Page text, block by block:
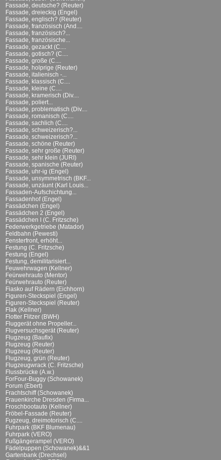
Fassade, deutsche? (Reuter)
Fassade, dreieckig (Engel)
Fassade, englisch? (Reuter)
Fassade, französisch (And....
Fassade, französisch?...
Fassade, französische...
Fassade, gezackt (C....
Fassade, gotisch? (C....
Fassade, große (C....
Fassade, holprige (Reuter)
Fassade, italienisch -...
Fassade, klassisch (C....
Fassade, kleine (C....
Fassade, kramerisch (Div....
Fassade, poliert...
Fassade, problematisch (Div....
Fassade, romanisch (C....
Fassade, sachlich (C....
Fassade, schweizerisch?...
Fassade, schweizerisch?...
Fassade, schöne (Reuter)
Fassade, sehr große (Reuter)
Fassade, sehr klein (JURI)
Fassade, spanische (Reuter)
Fassade, uhr-ig (Engel)
Fassade, unsymmetrisch (BKF...
Fassade, unzäunt (Karl Louis...
Fassaden-Aufschichtung...
Fassadenhof (Engel)
Fassädchen (Engel)
Fassädchen 2 (Engel)
Fassädchen I (C. Fritzsche)
Federwerkgetriebe (Matador)
Feldbahn (Pewesti)
Fensterfront, erhöht...
Festung (C. Fritzsche)
Festung (Engel)
Festung, demilitarisiert...
Feuwehrwagen (Kellner)
Feürwehrauto (Mentor)
Feürwehrauto (Reuter)
Fiasko auf Rädern (Eichhorn)
Figuren-Steckspiel (Engel)
Figuren-Steckspiel (Reuter)
Flak (Kellner)
Flotter Flitzer (BWH)
Fluggerät ohne Propeller...
Flugversuchsgerät (Reuter)
Flugzeug (Baufix)
Flugzeug (Reuter)
Flugzeug (Reuter)
Flugzeug, grün (Reuter)
Flugzeugwrack (C. Fritzsche)
Flussbrücke (A.w.)
ForFour-Buggy (Schowanek)
Forum (Ebert)
Frachtschiff (Schowanek)
Frauenkirche Dresden (Firma...
Froschbootauto (Kellner)
Fröbel-Fassade (Reuter)
Fugzeug, dreimotorisch (C....
Fuhrpark (BKF Blumenau)
Fuhrpark (VERO)
Fußgängerampel (VERO)
Fädelpuppen (Schowanek)&&1
Gartenbank (Drechsel)